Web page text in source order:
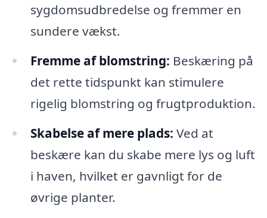
sygdomsudbredelse og fremmer en
sundere vækst.
Fremme af blomstring: Beskæring på
det rette tidspunkt kan stimulere
rigelig blomstring og frugtproduktion.
Skabelse af mere plads: Ved at
beskære kan du skabe mere lys og luft
i haven, hvilket er gavnligt for de
øvrige planter.